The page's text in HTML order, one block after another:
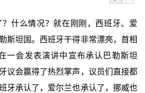
？什么情况？就在刚刚，西班牙、爱
斯坦国。西班牙干得非常漂亮，首相
一会发表演讲中宣布承认巴勒斯坦
议会赢得了热烈掌声，议员们直接都
牙承认了，爱尔兰也承认了，挪威也